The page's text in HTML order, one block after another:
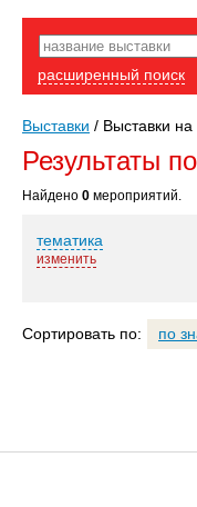
расширенный поиск
Выставки / Выставки на
Результаты
Найдено 0 мероприятий.
тематика
изменить
Сортировать по: по